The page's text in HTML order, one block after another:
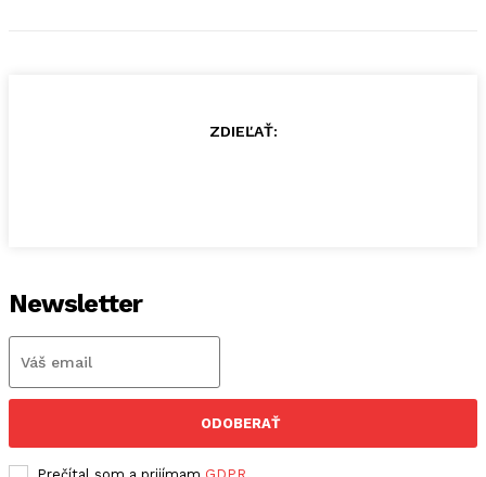
ZDIEĽAŤ:
Newsletter
ODOBERAŤ